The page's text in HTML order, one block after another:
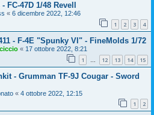
FC-47D 1/48 Revell
« 6 dicembre 2022, 12:46
1 2 3 4
- F-4E "Spunky VI" - FineMolds 1/72
« 17 ottobre 2022, 8:21
1 … 12 13 14 15
- Grumman TF-9J Cougar - Sword
« 4 ottobre 2022, 12:15
1 2